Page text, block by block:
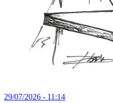
29/07/2026 - 11:14